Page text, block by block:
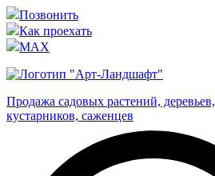
Позвонить
Как проехать
MAX
Продажа садовых растений, деревьев,
кустарников, саженцев